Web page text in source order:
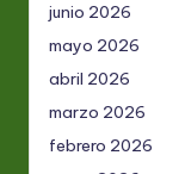
junio 2026
mayo 2026
abril 2026
marzo 2026
febrero 2026